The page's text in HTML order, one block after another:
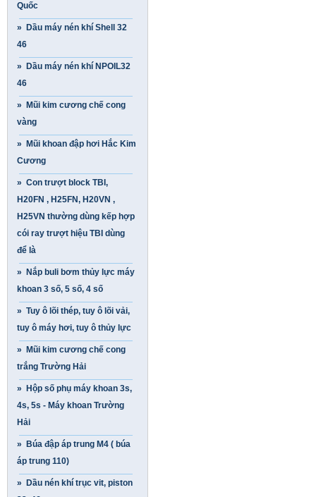
Quốc
» Dầu máy nén khí Shell 32
46
» Dầu máy nén khí NPOIL32
46
» Mũi kim cương chế cong
vàng
» Mũi khoan đập hơi Hắc Kim
Cương
» Con trượt block TBI,
H20FN , H25FN, H20VN ,
H25VN thường dùng kếp hợp
cói ray trượt hiệu TBI dùng
để là
» Nắp buli bơm thủy lực máy
khoan 3 số, 5 số, 4 số
» Tuy ô lõi thép, tuy ô lõi vải,
tuy ô máy hơi, tuy ô thủy lực
» Mũi kim cương chế cong
trắng Trường Hải
» Hộp số phụ máy khoan 3s,
4s, 5s - Máy khoan Trường
Hải
» Búa đập áp trung M4 ( búa
áp trung 110)
» Dầu nén khí trục vit, piston